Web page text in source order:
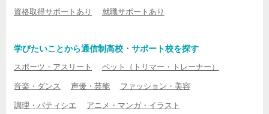
資格取得サポートあり 就職サポートあり
学びたいことから通信制高校・サポート校を探す
スポーツ・アスリート ペット（トリマー・トレーナー）
音楽・ダンス 声優・芸能 ファッション・美容
調理・パティシエ アニメ・マンガ・イラスト